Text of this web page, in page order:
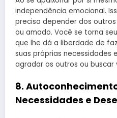
independência emocional.
precisa depender dos
ou amado. Você se torna
que lhe dá a liberdade de
suas próprias necessidades
agradar os outros ou buscar
8.
Necessidades e